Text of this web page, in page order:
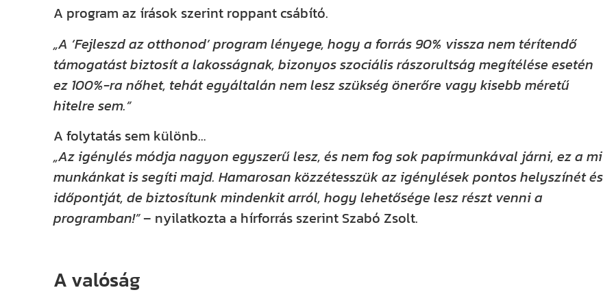
A program az írások szerint roppant csábító.
„A ‘Fejleszd az otthonod’ program lényege, hogy a forrás 90% vissza nem térítendő
támogatást biztosít a lakosságnak, bizonyos szociális rászorultság megítélése esetén
ez 100%-ra nőhet, tehát egyáltalán nem lesz szükség önerőre vagy kisebb méretű
hitelre sem.”
A folytatás sem különb…
„Az igénylés módja nagyon egyszerű lesz, és nem fog sok papírmunkával járni, ez a mi
munkánkat is segíti majd. Hamarosan közzétesszük az igénylések pontos helyszínét és
időpontját, de biztosítunk mindenkit arról, hogy lehetősége lesz részt venni a
programban!”– nyilatkozta a hírforrás szerint Szabó Zsolt.
A valóság